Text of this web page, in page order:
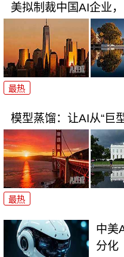
美拟制裁中国AI企业
最热
模型蒸馏：让AI从“巨
最热
中美
分化